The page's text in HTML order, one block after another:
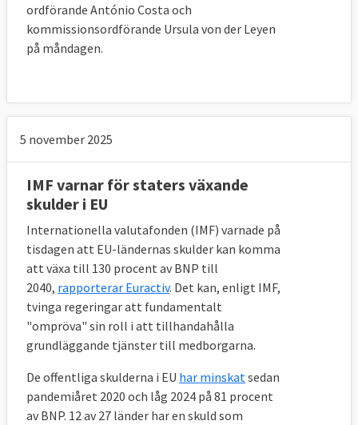
ordförande António Costa och
kommissionsordförande Ursula von der Leyen
på måndagen.
5 november 2025
IMF varnar för staters växande
skulder i EU
Internationella valutafonden (IMF) varnade på
tisdagen att EU-ländernas skulder kan komma
att växa till 130 procent av BNP till
2040, rapporterar Euractiv. Det kan, enligt IMF,
tvinga regeringar att fundamentalt
"ompröva" sin roll i att tillhandahålla
grundläggande tjänster till medborgarna.
De offentliga skulderna i EU har minskatsedan
pandemiåret 2020 och låg 2024 på 81 procent
av BNP. 12 av 27 länder har en skuld som